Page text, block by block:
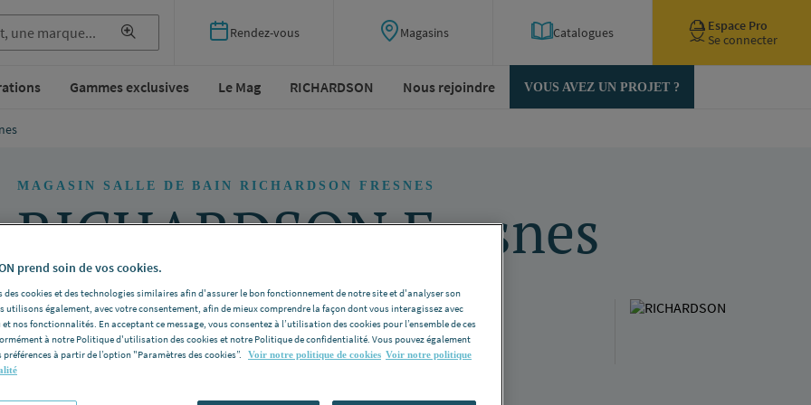
Rendez-vous Magasins Catalogues
Espace Pro
Se connecter
Gammes exclusives Le Mag RICHARDSON Nous rejoindre VOUS AVEZ UN PROJET ?
MAGASIN SALLE DE BAIN RICHARDSON FRESNES
RICHARDSON Fresnes
Cerisaie 203
6, avenue de Stalingrad
94260 Fresnes
prend soin de vos cookies.
des cookies et des technologies similaires afin d'assurer le bon fonctionnement de notre site et d'analyser son
utilisons également, avec votre consentement, afin de mieux comprendre la façon dont vous interagissez avec
nos fonctionnalités. En acceptant ce message, vous consentez à l’utilisation des cookies pour l’ensemble de ces
à notre Politique d'utilisation des cookies et notre Politique de confidentialité. Vous pouvez également
à partir de l’option "Paramètres des cookies”.
Voir notre politique de cookies Voir notre politique